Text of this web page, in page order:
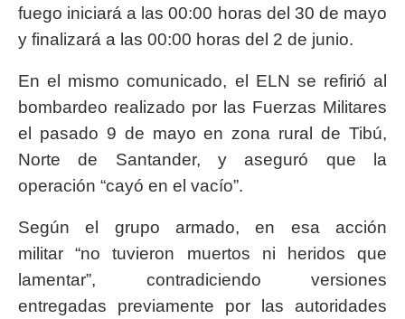
fuego iniciará a las 00:00 horas del 30 de mayo
y finalizará a las 00:00 horas del 2 de junio.
En el mismo comunicado, el ELN se refirió al
bombardeo realizado por las Fuerzas Militares
el pasado 9 de mayo en zona rural de Tibú,
Norte de Santander, y aseguró que la
operación “cayó en el vacío”.
Según el grupo armado, en esa acción
militar “no tuvieron muertos ni heridos que
lamentar”, contradiciendo versiones
entregadas previamente por las autoridades